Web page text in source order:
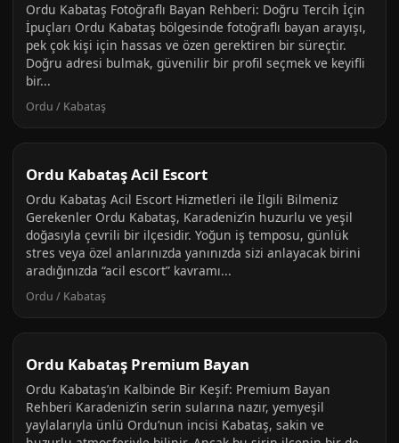
Ordu Kabataş Fotoğraflı Bayan Rehberi: Doğru Tercih İçin
İpuçları Ordu Kabataş bölgesinde fotoğraflı bayan arayışı,
pek çok kişi için hassas ve özen gerektiren bir süreçtir.
Doğru adresi bulmak, güvenilir bir profil seçmek ve keyifli
bir...
Ordu / Kabataş
Ordu Kabataş Acil Escort
Ordu Kabataş Acil Escort Hizmetleri ile İlgili Bilmeniz
Gerekenler Ordu Kabataş, Karadeniz’in huzurlu ve yeşil
doğasıyla çevrili bir ilçesidir. Yoğun iş temposu, günlük
stres veya özel anlarınızda yanınızda sizi anlayacak birini
aradığınızda “acil escort” kavramı...
Ordu / Kabataş
Ordu Kabataş Premium Bayan
Ordu Kabataş’ın Kalbinde Bir Keşif: Premium Bayan
Rehberi Karadeniz’in serin sularına nazır, yemyeşil
yaylalarıyla ünlü Ordu’nun incisi Kabataş, sakin ve